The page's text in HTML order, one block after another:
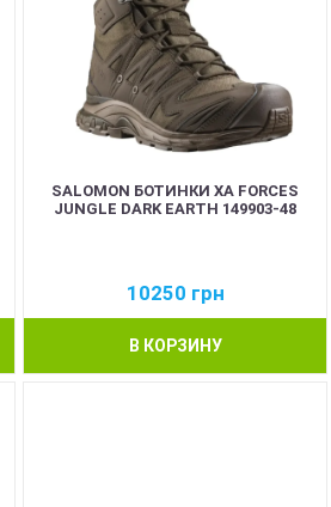
SALOMON БОТИНКИ XA FORCES
JUNGLE DARK EARTH 149903-48
10250 грн
В КОРЗИНУ